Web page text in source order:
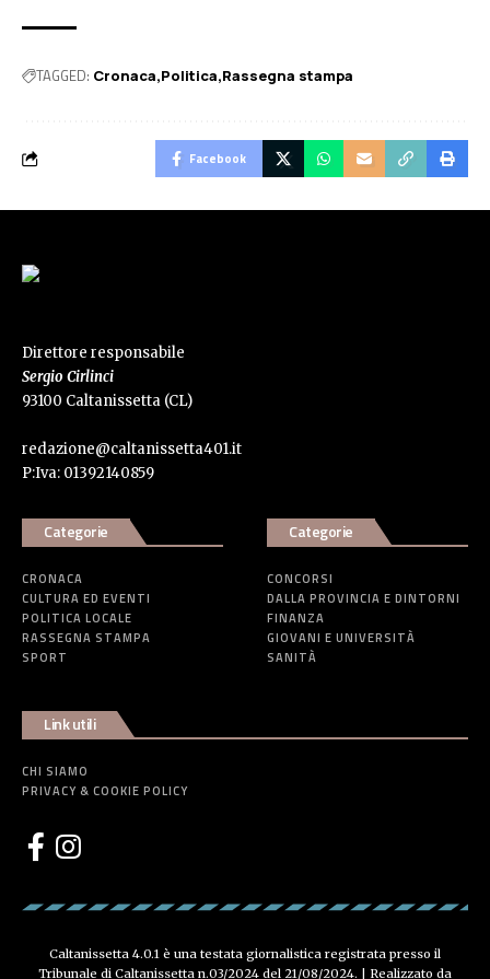
TAGGED: Cronaca Politica Rassegna stampa
Facebook
Direttore responsabile
Sergio Cirlinci
93100 Caltanissetta (CL)
redazione@caltanissetta401.it
P:Iva: 01392140859
Categorie
CRONACA
CULTURA ED EVENTI
POLITICA LOCALE
RASSEGNA STAMPA
SPORT
Categorie
CONCORSI
DALLA PROVINCIA E DINTORNI
FINANZA
GIOVANI E UNIVERSITÀ
SANITÀ
Link utili
CHI SIAMO
PRIVACY & COOKIE POLICY
Caltanissetta 4.0.1 è una testata giornalistica registrata presso il
Tribunale di Caltanissetta n.03/2024 del 21/08/2024. | Realizzato da